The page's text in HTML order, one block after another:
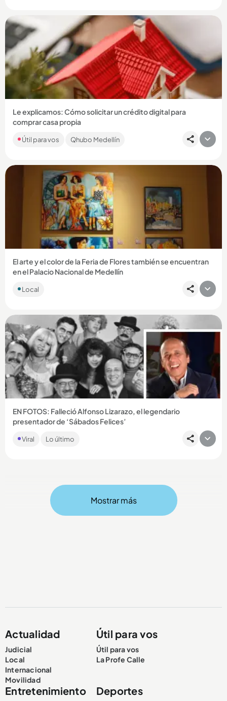
Compartir Noticia
Le explicamos: Cómo solicitar un crédito digital para
comprar casa propia
Le contamos cómo. FNA creó ‘Crédito digital’ para que deje
las filas a la hora de tramitar créditos de vivienda. ...
Útil para vos Qhubo Medellín
Compartir Noticia
El arte y el color de la Feria de Flores también se encuentran
en el Palacio Nacional de Medellín
Local
Compartir Noticia
EN FOTOS: Falleció Alfonso Lizarazo, el legendario
presentador de ‘Sábados Felices’
El hombre que marcó a varias generaciones, murió a los 87
años en Barranquilla....
Viral Lo último
Mostrar más
Actualidad
Judicial
Local
Internacional
Movilidad
Útil para vos
Útil para vos
La Profe Calle
Entretenimiento Deportes